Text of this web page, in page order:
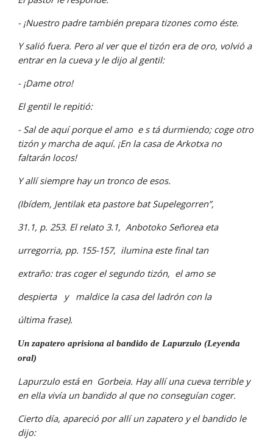
- ¡Nuestro padre también prepara tizones como éste.
Y salió fuera. Pero al ver que el tizón era de oro, volvió a
entrar en la cueva y le dijo al gentil:
- ¡Dame otro!
El gentil le repitió:
- Sal de aquí porque el amo  e s tá durmiendo; coge otro
tizón y marcha de aquí. ¡En la casa de Arkotxa no
faltarán locos!
Y allí siempre hay un tronco de esos.
(Ibídem, Jentilak eta pastore bat Supelegorren”,
31.1, p. 253. El relato 3.1,  Anbotoko Señorea eta
urregorria, pp. 155-157,  ilumina este final tan
extraño: tras coger el segundo tizón,  el amo se
despierta   y   maldice la casa del ladrón con la
última frase).
Un zapatero aprisiona al bandido de Lapurzulo (Leyenda
oral)
Lapurzulo está en  Gorbeia. Hay allí una cueva terrible y
en ella vivía un bandido al que no conseguían coger.
Cierto día, apareció por allí un zapatero y el bandido le
dijo: